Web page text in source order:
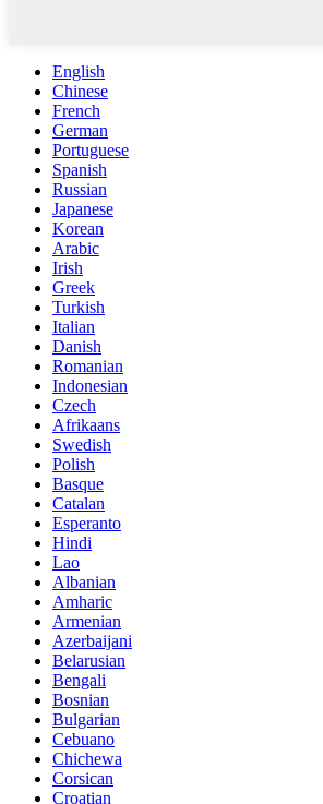
English
Chinese
French
German
Portuguese
Spanish
Russian
Japanese
Korean
Arabic
Irish
Greek
Turkish
Italian
Danish
Romanian
Indonesian
Czech
Afrikaans
Swedish
Polish
Basque
Catalan
Esperanto
Hindi
Lao
Albanian
Amharic
Armenian
Azerbaijani
Belarusian
Bengali
Bosnian
Bulgarian
Cebuano
Chichewa
Corsican
Croatian